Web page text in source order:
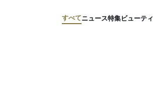
すべてニュース特集ビューティ